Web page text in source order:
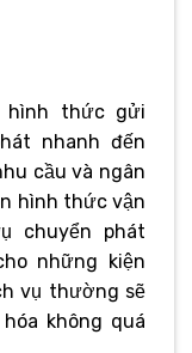
hình thức gửi
nhanh đến
cầu và ngân
hình thức vận
chuyển phát
những kiện
vụ thường sẽ
không quá